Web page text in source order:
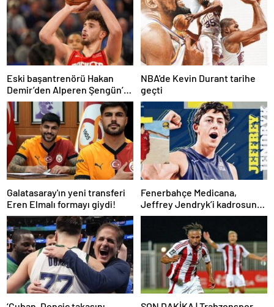
Eski başantrenörü Hakan
Demir’den Alperen Şengün’e
övgü
NBA'de Kevin Durant tarihe
geçti
Galatasaray'ın yeni transferi
Eren Elmalı formayı giydi!
Fenerbahçe Medicana,
Jeffrey Jendryk’i kadrosuna
kattı